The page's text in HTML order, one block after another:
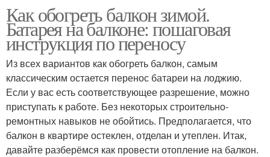
Как обогреть балкон зимой.
Батарея на балконе: пошаговая
инструкция по переносу
Из всех вариантов как обогреть балкон, самым
классическим остается перенос батареи на лоджию.
Если у вас есть соответствующее разрешение, можно
приступать к работе. Без некоторых строительно-
ремонтных навыков не обойтись. Предполагается, что
балкон в квартире остеклен, отделан и утеплен. Итак,
давайте разберёмся как провести отопление на балкон.